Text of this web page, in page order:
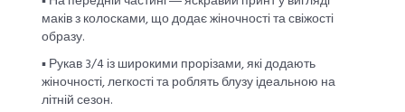
маків з колосками, що додає жіночності та свіжості
образу.
▪︎ Рукав 3/4 із широкими прорізами, які додають
жіночності, легкості та роблять блузу ідеальною на
літній сезон.